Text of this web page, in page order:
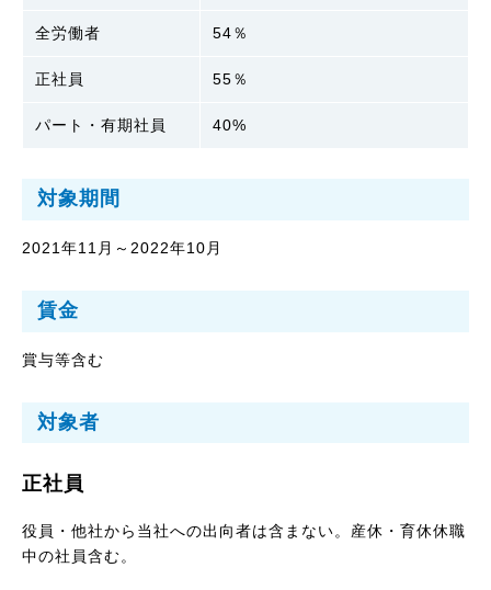
全労働者 54％
正社員 55％
パート・有期社員 40%
対象期間
2021年11月～2022年10月
賃金
賞与等含む
対象者
正社員
役員・他社から当社への出向者は含まない。産休・育休休職
中の社員含む。